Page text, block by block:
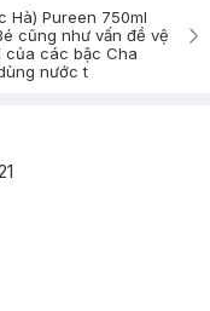
Hà) Pureen 750ml
cũng như vấn đề vệ
của các bậc Cha
nước t